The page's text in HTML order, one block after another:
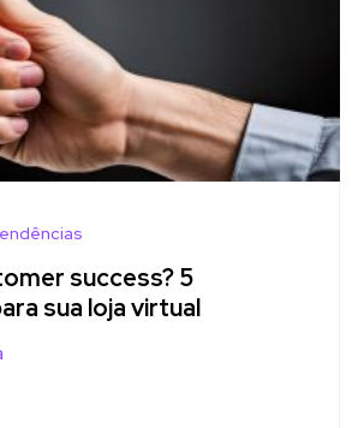
success? 5
sua loja virtual